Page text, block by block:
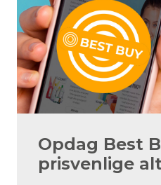
Opdag Best
prisvenlige